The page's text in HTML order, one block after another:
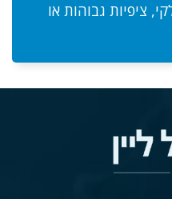
ציפיות גבוהות או